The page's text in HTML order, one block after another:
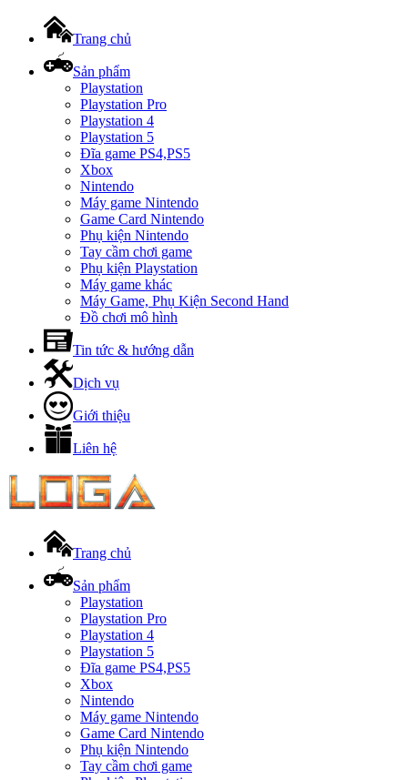
Trang chủ
Sản phẩm
Playstation
Playstation Pro
Playstation 4
Playstation 5
Đĩa game PS4,PS5
Xbox
Nintendo
Máy game Nintendo
Game Card Nintendo
Phụ kiện Nintendo
Tay cầm chơi game
Phụ kiện Playstation
Máy game khác
Máy Game, Phụ Kiện Second Hand
Đồ chơi mô hình
Tin tức & hướng dẫn
Dịch vụ
Giới thiệu
Liên hệ
Trang chủ
Sản phẩm
Playstation
Playstation Pro
Playstation 4
Playstation 5
Đĩa game PS4,PS5
Xbox
Nintendo
Máy game Nintendo
Game Card Nintendo
Phụ kiện Nintendo
Tay cầm chơi game